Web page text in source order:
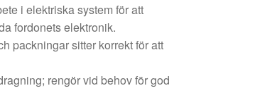
i elektriska system för att
fordonets elektronik.
packningar sitter korrekt för att
rengör vid behov för god